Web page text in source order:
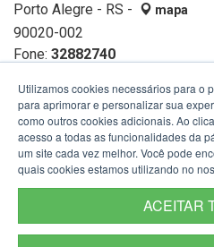
Porto Alegre - RS -
mapa
90020-002
Fone: 32882740
Utilizamos cookies necessários para o
para aprimorar e personalizar sua
como outros cookies adicionais. Ao
acesso a todas as funcionalidades da
um site cada vez melhor. Você pode
quais cookies estamos utilizando no
ACEITAR